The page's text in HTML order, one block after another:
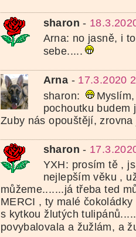
sharon -
Arna: no jasně, i
sebe.....
Arna - 17.3.2020
sharon:
pochoutku budem
Zuby nás opouštějí,
sharon -
YXH: prosím tě ,
nejlepším věku ,
můžeme.......já třeba ted
MERCI , ty malé
s kytkou žlutých
povybalovala a žužlám, a